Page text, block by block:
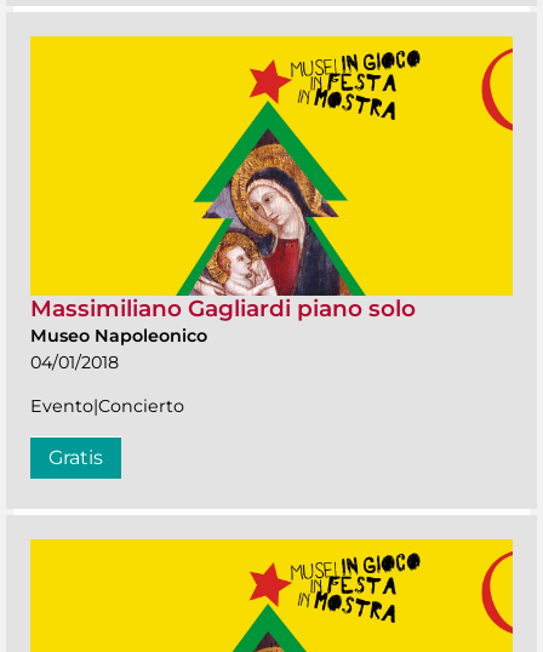
Massimiliano Gagliardi piano solo
Museo Napoleonico
04/01/2018
Evento|Concierto
Gratis